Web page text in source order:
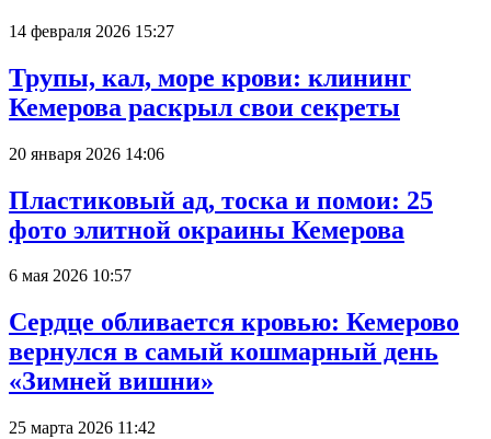
14 февраля 2026 15:27
Трупы, кал, море крови: клининг
Кемерова раскрыл свои секреты
20 января 2026 14:06
Пластиковый ад, тоска и помои: 25
фото элитной окраины Кемерова
6 мая 2026 10:57
Сердце обливается кровью: Кемерово
вернулся в самый кошмарный день
«Зимней вишни»
25 марта 2026 11:42